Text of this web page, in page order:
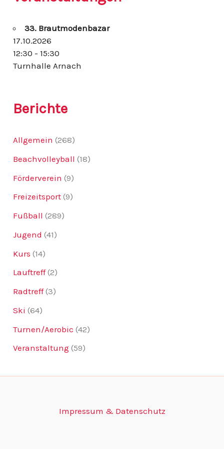
a
c
h
33. Brautmodenbazar
17.10.2026
12:30 - 15:30
Turnhalle Arnach
Berichte
Allgemein (268)
Beachvolleyball (18)
Förderverein (9)
Freizeitsport (9)
Fußball (289)
Jugend (41)
Kurs (14)
Lauftreff(2)
Radtreff(3)
Ski (64)
Turnen/Aerobic (42)
Veranstaltung (59)
Impressum & Datenschutz